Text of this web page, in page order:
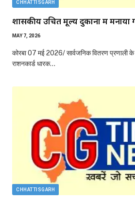
CHHATTISGARH
शासकीय उचित मूल्य दुकानों में मनाया
MAY 7, 2026
कोरबा 07 मई 2026/ सार्वजनिक वितरण प्रणाली
राशनकार्ड धारक…
CHHATTISGARH